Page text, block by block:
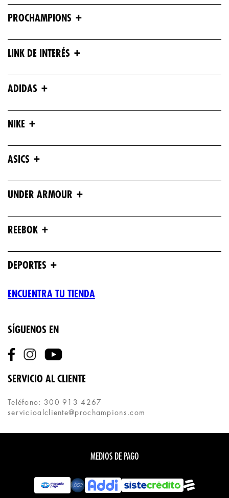
PROCHAMPIONS +
LINK DE INTERÉS +
ADIDAS +
NIKE +
ASICS +
UNDER ARMOUR +
REEBOK +
DEPORTES +
ENCUENTRA TU TIENDA
SÍGUENOS EN
SERVICIO AL CLIENTE
Teléfono: 300 913 4267
servicioalcliente@prochampions.com
MEDIOS DE PAGO